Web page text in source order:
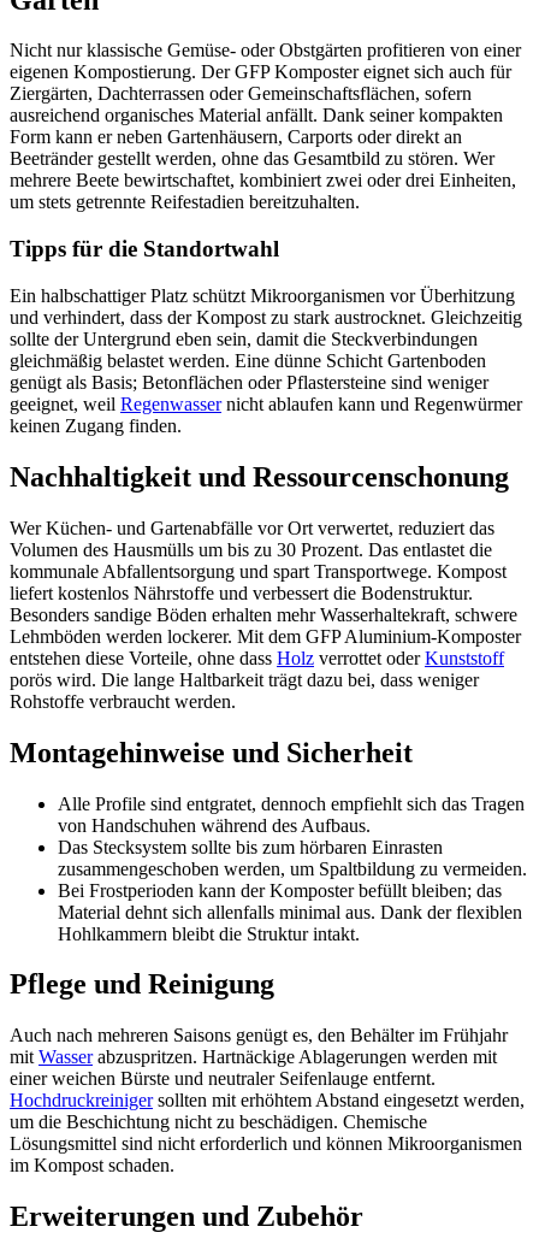
Nicht nur klassische Gemüse- oder Obstgärten profitieren von einer
eigenen Kompostierung. Der GFP Komposter eignet sich auch für
Ziergärten, Dachterrassen oder Gemeinschaftsflächen, sofern
ausreichend organisches Material anfällt. Dank seiner kompakten
Form kann er neben Gartenhäusern, Carports oder direkt an
Beetränder gestellt werden, ohne das Gesamtbild zu stören. Wer
mehrere Beete bewirtschaftet, kombiniert zwei oder drei Einheiten,
um stets getrennte Reifestadien bereitzuhalten.
Tipps für die Standortwahl
Ein halbschattiger Platz schützt Mikroorganismen vor Überhitzung
und verhindert, dass der Kompost zu stark austrocknet. Gleichzeitig
sollte der Untergrund eben sein, damit die Steckverbindungen
gleichmäßig belastet werden. Eine dünne Schicht Gartenboden
genügt als Basis; Betonflächen oder Pflastersteine sind weniger
geeignet, weil Regenwassernicht ablaufen kann und Regenwürmer
keinen Zugang finden.
Nachhaltigkeit und Ressourcenschonung
Wer Küchen- und Gartenabfälle vor Ort verwertet, reduziert das
Volumen des Hausmülls um bis zu 30 Prozent. Das entlastet die
kommunale Abfallentsorgung und spart Transportwege. Kompost
liefert kostenlos Nährstoffe und verbessert die Bodenstruktur.
Besonders sandige Böden erhalten mehr Wasserhaltekraft, schwere
Lehmböden werden lockerer. Mit dem GFP Aluminium-Komposter
entstehen diese Vorteile, ohne dass Holz verrottet oderKunststoff
porös wird. Die lange Haltbarkeit trägt dazu bei, dass weniger
Rohstoffe verbraucht werden.
Montagehinweise und Sicherheit
Alle Profile sind entgratet, dennoch empfiehlt sich das Tragen
von Handschuhen während des Aufbaus.
Das Stecksystem sollte bis zum hörbaren Einrasten
zusammengeschoben werden, um Spaltbildung zu vermeiden.
Bei Frostperioden kann der Komposter befüllt bleiben; das
Material dehnt sich allenfalls minimal aus. Dank der flexiblen
Hohlkammern bleibt die Struktur intakt.
Pflege und Reinigung
Auch nach mehreren Saisons genügt es, den Behälter im Frühjahr
mit Wasserabzuspritzen. Hartnäckige Ablagerungen werden mit
einer weichen Bürste und neutraler Seifenlauge entfernt.
Hochdruckreinigersollten mit erhöhtem Abstand eingesetzt werden,
um die Beschichtung nicht zu beschädigen. Chemische
Lösungsmittel sind nicht erforderlich und können Mikroorganismen
im Kompost schaden.
Erweiterungen und Zubehör